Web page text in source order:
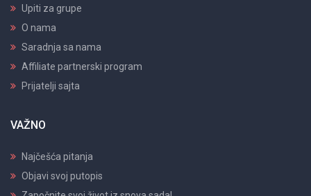
Upiti za grupe
O nama
Saradnja sa nama
Affiliate partnerski program
Prijatelji sajta
VAŽNO
Najčešća pitanja
Objavi svoj putopis